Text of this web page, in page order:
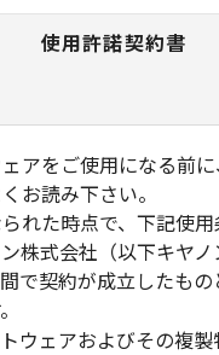
使用許諾契約書
アをご使用になる前
お読み下さい。
れた時点で、下記使
株式会社（以下キヤ
で契約が成立したも
ウェアおよびその複製